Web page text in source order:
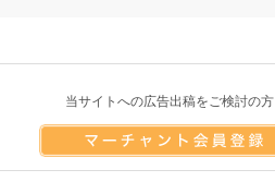
当サイトへの広告出稿をご検討の方